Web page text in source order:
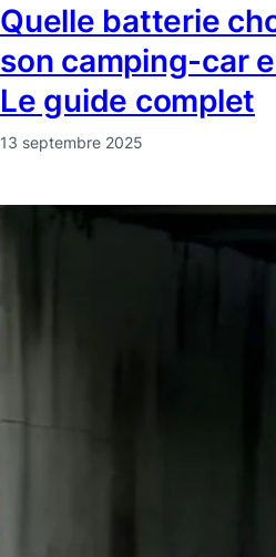
Quelle batterie
son camping-car
Le guide complet
13 septembre 2025